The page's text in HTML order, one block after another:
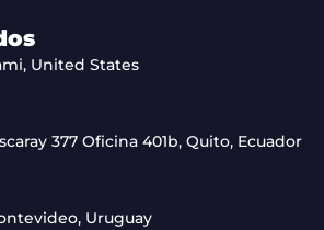
United States
377 Oficina 401b, Quito, Ecuador
Uruguay